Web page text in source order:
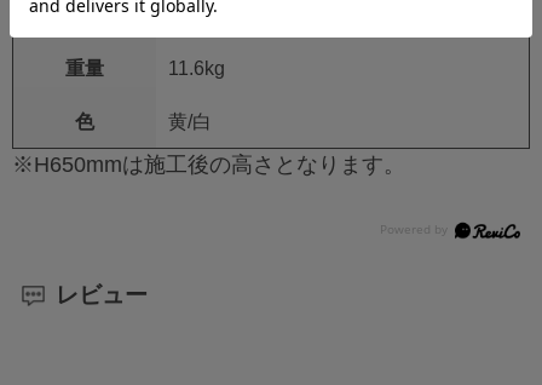
施工タイプ 固定式
重量 11.6kg
色 黄/白
※H650mmは施工後の高さとなります。
レビュー